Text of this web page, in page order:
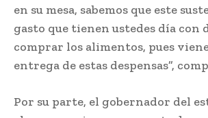
en su mesa, sabemos que este
gasto que tienen ustedes día con
comprar los alimentos, pues
entrega de estas despensas”,
Por su parte, el gobernador del